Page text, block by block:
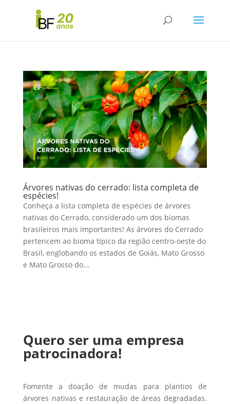
Árvores nativas do cerrado: lista completa de
espécies!
Conheça a lista completa de espécies de árvores
nativas do Cerrado, considerado um dos biomas
brasileiros mais importantes! As árvores do Cerrado
pertencem ao bioma típico da região centro-oeste do
Brasil, englobando os estados de Goiás, Mato Grosso
e Mato Grosso do...
Quero ser uma empresa
patrocinadora!
Fomente a doação de mudas para plantios de
árvores nativas e restauração de áreas degradadas.